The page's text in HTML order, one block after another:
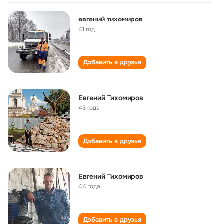
евгений тихомиров
41 год
Добавить в друзья
Евгений Тихомиров
43 года
Добавить в друзья
Евгений Тихомиров
44 года
Добавить в друзья